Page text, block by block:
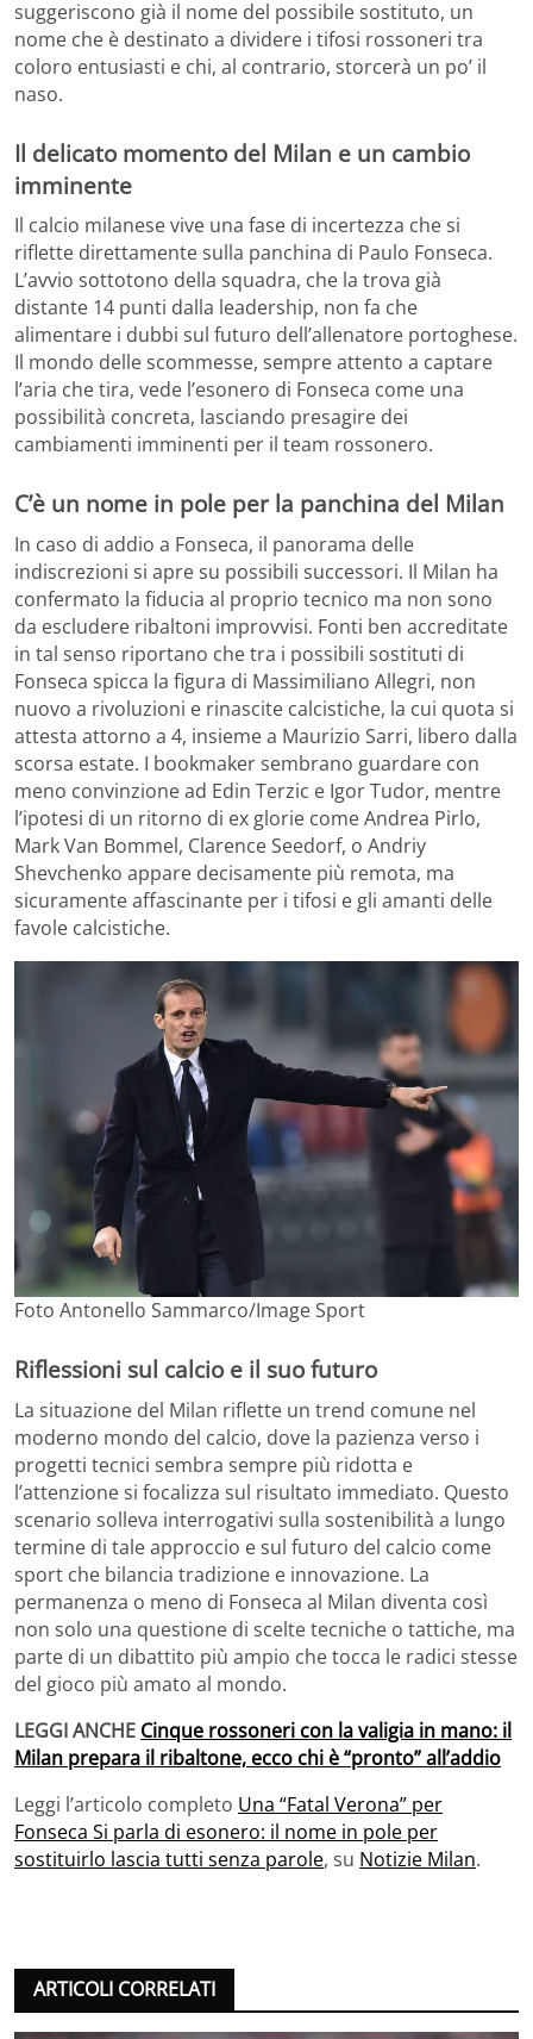
suggeriscono già il nome del possibile sostituto, un
nome che è destinato a dividere i tifosi rossoneri tra
coloro entusiasti e chi, al contrario, storcerà un po’ il
naso.
Il delicato momento del Milan e un cambio
imminente
Il calcio milanese vive una fase di incertezza che si
riflette direttamente sulla panchina di Paulo Fonseca.
L’avvio sottotono della squadra, che la trova già
distante 14 punti dalla leadership, non fa che
alimentare i dubbi sul futuro dell’allenatore portoghese.
Il mondo delle scommesse, sempre attento a captare
l’aria che tira, vede l’esonero di Fonseca come una
possibilità concreta, lasciando presagire dei
cambiamenti imminenti per il team rossonero.
C’è un nome in pole per la panchina del Milan
In caso di addio a Fonseca, il panorama delle
indiscrezioni si apre su possibili successori. Il Milan ha
confermato la fiducia al proprio tecnico ma non sono
da escludere ribaltoni improvvisi. Fonti ben accreditate
in tal senso riportano che tra i possibili sostituti di
Fonseca spicca la figura di Massimiliano Allegri, non
nuovo a rivoluzioni e rinascite calcistiche, la cui quota si
attesta attorno a 4, insieme a Maurizio Sarri, libero dalla
scorsa estate. I bookmaker sembrano guardare con
meno convinzione ad Edin Terzic e Igor Tudor, mentre
l’ipotesi di un ritorno di ex glorie come Andrea Pirlo,
Mark Van Bommel, Clarence Seedorf, o Andriy
Shevchenko appare decisamente più remota, ma
sicuramente affascinante per i tifosi e gli amanti delle
favole calcistiche.
Foto Antonello Sammarco/Image Sport
Riflessioni sul calcio e il suo futuro
La situazione del Milan riflette un trend comune nel
moderno mondo del calcio, dove la pazienza verso i
progetti tecnici sembra sempre più ridotta e
l’attenzione si focalizza sul risultato immediato. Questo
scenario solleva interrogativi sulla sostenibilità a lungo
termine di tale approccio e sul futuro del calcio come
sport che bilancia tradizione e innovazione. La
permanenza o meno di Fonseca al Milan diventa così
non solo una questione di scelte tecniche o tattiche, ma
parte di un dibattito più ampio che tocca le radici stesse
del gioco più amato al mondo.
LEGGI ANCHE Cinque rossoneri con la valigia in mano: il
Milan prepara il ribaltone, ecco chi è “pronto” all’addio
Leggi l’articolo completo Una “Fatal Verona” per
Fonseca Si parla di esonero: il nome in pole per
sostituirlo lascia tutti senza parole, su Notizie Milan.
ARTICOLI CORRELATI